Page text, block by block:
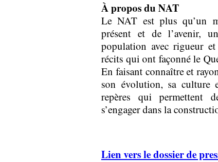
À propos du NAT
Le NAT est plus qu’un
présent et de l’avenir,
population avec rigueur
récits qui ont façonné le
En faisant connaître et
son évolution, sa
repères qui permettent
s’engager dans la
Lien vers le dossier de